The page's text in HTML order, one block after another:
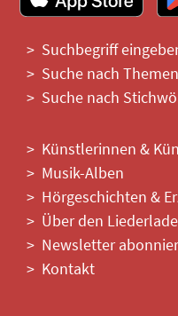
Suchbegriff
Suche nach Themen
Suche nach
Künstlerinnen &
Musik-Alben
Hörgeschichten &
Über den
Newsletter
Kontakt